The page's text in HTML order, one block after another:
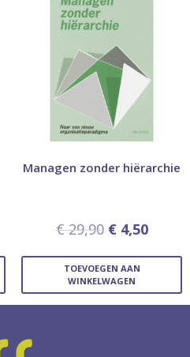
Managen zonder hiërarchie
€29,90 €4,50
TOEVOEGEN AAN
WINKELWAGEN